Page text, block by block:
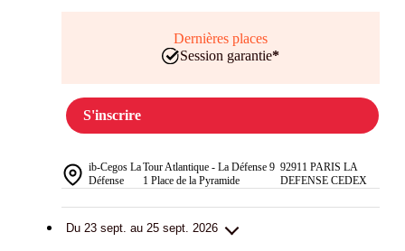
Dernières places
Session garantie*
S'inscrire
ib-Cegos La
Défense
Tour Atlantique - La Défense 9
1 Place de la Pyramide
92911 PARIS LA
DEFENSE CEDEX
Du 23 sept. au 25 sept. 2026